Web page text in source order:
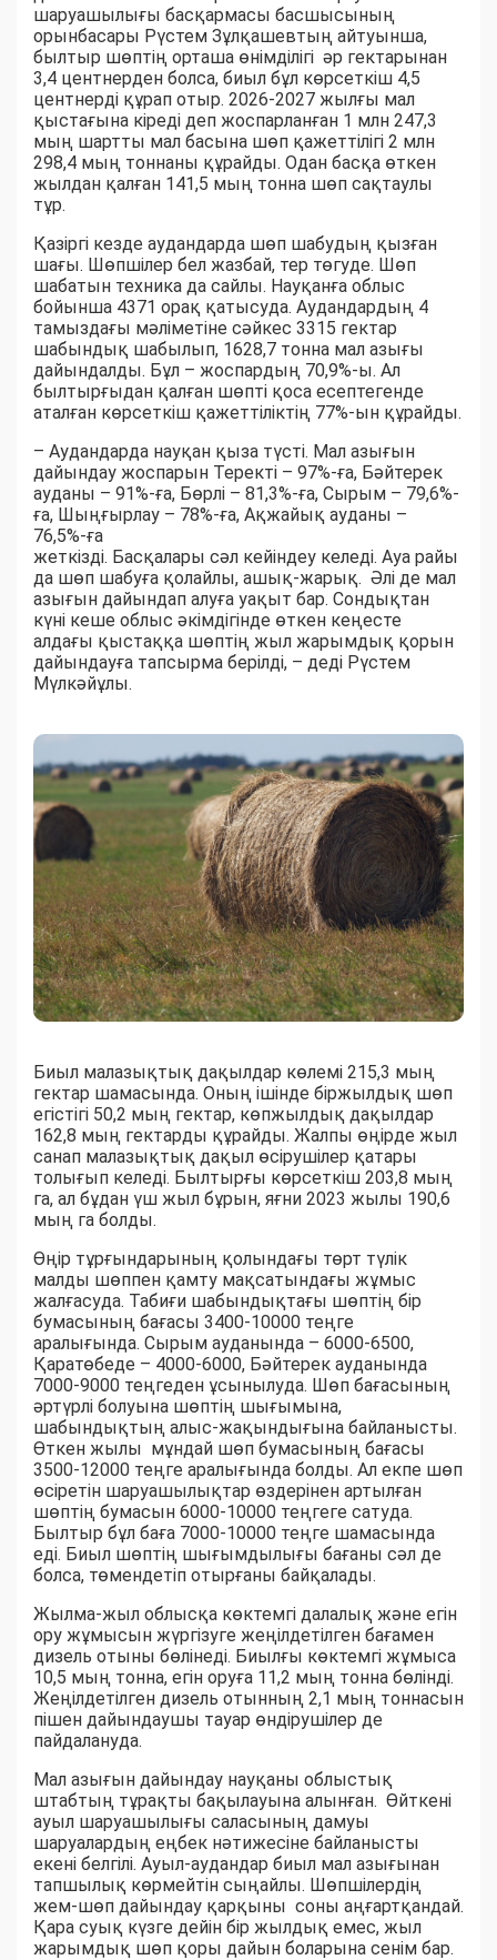
шаруашылығы басқармасы басшысының
орынбасары Рүстем Зұлқашевтың айтуынша,
былтыр шөптің орташа өнімділігі әр гектарынан
3,4 центнерден болса, биыл бұл көрсеткіш 4,5
центнерді құрап отыр. 2026-2027 жылғы мал
қыстағына кіреді деп жоспарланған 1 млн 247,3
мың шартты мал басына шөп қажеттілігі 2 млн
298,4 мың тоннаны құрайды. Одан басқа өткен
жылдан қалған 141,5 мың тонна шөп сақтаулы
тұр.
Қазіргі кезде аудандарда шөп шабудың қызған
шағы. Шөпшілер бел жазбай, тер төгуде. Шөп
шабатын техника да сайлы. Науқанға облыс
бойынша 4371 орақ қатысуда. Аудандардың 4
тамыздағы мәліметіне сәйкес 3315 гектар
шабындық шабылып, 1628,7 тонна мал азығы
дайындалды. Бұл – жоспардың 70,9%-ы. Ал
былтырғыдан қалған шөпті қоса есептегенде
аталған көрсеткіш қажеттіліктің 77%-ын құрайды.
– Аудандарда науқан қыза түсті. Мал азығын
дайындау жоспарын Теректі – 97%-ға, Бәйтерек
ауданы – 91%-ға, Бөрлі – 81,3%-ға, Сырым – 79,6%-
ға, Шыңғырлау – 78%-ға, Ақжайық ауданы –
76,5%-ға
жеткізді. Басқалары сәл кейіндеу келеді. Ауа райы
да шөп шабуға қолайлы, ашық-жарық. Әлі де мал
азығын дайындап алуға уақыт бар. Сондықтан
күні кеше облыс әкімдігінде өткен кеңесте
алдағы қыстаққа шөптің жыл жарымдық қорын
дайындауға тапсырма берілді, – деді Рүстем
Мүлкәйұлы.
Биыл малазықтық дақылдар көлемі 215,3 мың
гектар шамасында. Оның ішінде біржылдық шөп
егістігі 50,2 мың гектар, көпжылдық дақылдар
162,8 мың гектарды құрайды. Жалпы өңірде жыл
санап малазықтық дақыл өсірушілер қатары
толығып келеді. Былтырғы көрсеткіш 203,8 мың
га, ал бұдан үш жыл бұрын, яғни 2023 жылы 190,6
мың га болды.
Өңір тұрғындарының қолындағы төрт түлік
малды шөппен қамту мақсатындағы жұмыс
жалғасуда. Табиғи шабындықтағы шөптің бір
бумасының бағасы 3400-10000 теңге
аралығында. Сырым ауданында – 6000-6500,
Қаратөбеде – 4000-6000, Бәйтерек ауданында
7000-9000 теңгеден ұсынылуда. Шөп бағасының
әртүрлі болуына шөптің шығымына,
шабындықтың алыс-жақындығына байланысты.
Өткен жылы мұндай шөп бумасының бағасы
3500-12000 теңге аралығында болды. Ал екпе шөп
өсіретін шаруашылықтар өздерінен артылған
шөптің бумасын 6000-10000 теңгеге сатуда.
Былтыр бұл баға 7000-10000 теңге шамасында
еді. Биыл шөптің шығымдылығы бағаны сәл де
болса, төмендетіп отырғаны байқалады.
Жылма-жыл облысқа көктемгі далалық және егін
ору жұмысын жүргізуге жеңілдетілген бағамен
дизель отыны бөлінеді. Биылғы көктемгі жұмыса
10,5 мың тонна, егін оруға 11,2 мың тонна бөлінді.
Жеңілдетілген дизель отынның 2,1 мың тоннасын
пішен дайындаушы тауар өндірушілер де
пайдалануда.
Мал азығын дайындау науқаны облыстық
штабтың тұрақты бақылауына алынған. Өйткені
ауыл шаруашылығы саласының дамуы
шаруалардың еңбек нәтижесіне байланысты
екені белгілі. Ауыл-аудандар биыл мал азығынан
тапшылық көрмейтін сыңайлы. Шөпшілердің
жем-шөп дайындау қарқыны соны аңғартқандай.
Қара суық күзге дейін бір жылдық емес, жыл
жарымдық шөп қоры дайын боларына сенім бар.